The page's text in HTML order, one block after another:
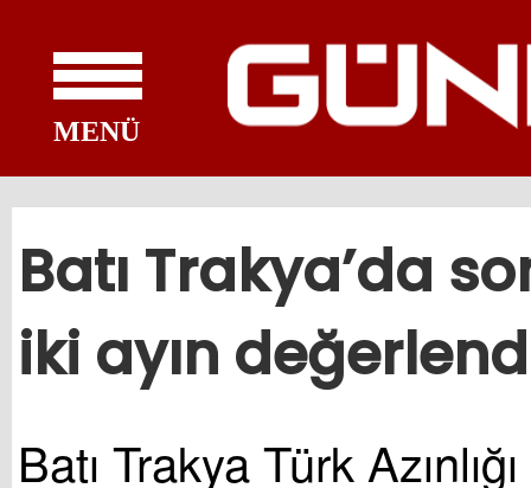
MENÜ
Batı Trakya’da
iki ayın
Batı Trakya Türk